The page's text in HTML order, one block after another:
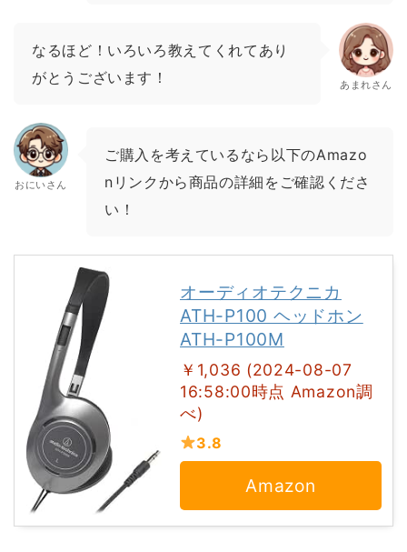
なるほど！いろいろ教えてくれてあり
がとうございます！
あまれさん
おにいさん
ご購入を考えているなら以下のAmazo
nリンクから商品の詳細をご確認くださ
い！
オーディオテクニカ
ATH-P100 ヘッドホン
ATH-P100M
￥1,036 (2024-08-07
16:58:00時点 Amazon調
べ)
3.8
Amazon